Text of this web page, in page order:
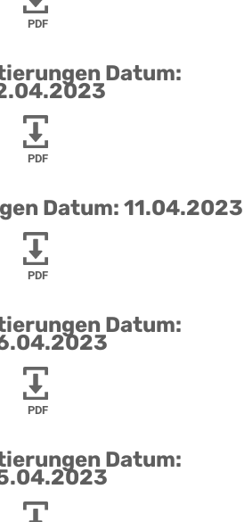
PDF
Datum:
PDF
Datum: 11.04.2023
PDF
Datum:
PDF
Datum: